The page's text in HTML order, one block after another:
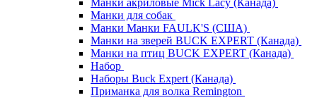
Манки акриловые Mick Lacy (Канада)
Манки для собак
Манки Манки FAULK'S (США)
Манки на зверей BUCK EXPERT (Канада)
Манки на птиц BUCK EXPERT (Канада)
Набор
Наборы Buck Expert (Канада)
Приманка для волка Remington